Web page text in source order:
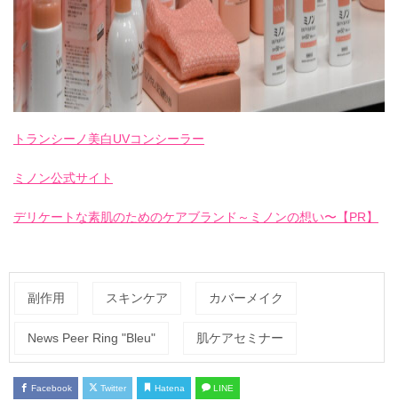
トランシーノ美白UVコンシーラー
ミノン公式サイト
デリケートな素肌のためのケアブランド～ミノンの想い〜【PR】
副作用 スキンケア カバーメイク
News Peer Ring "Bleu" 肌ケアセミナー
Facebook Twitter Hatena LINE